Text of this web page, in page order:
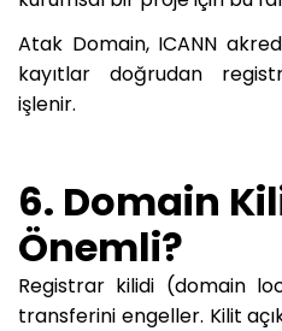
Atak Domain, ICANN
kayıtlar doğrudan
işlenir.
6. Domain
Önemli?
Registrar kilidi (domain
transferini engeller. Kilit